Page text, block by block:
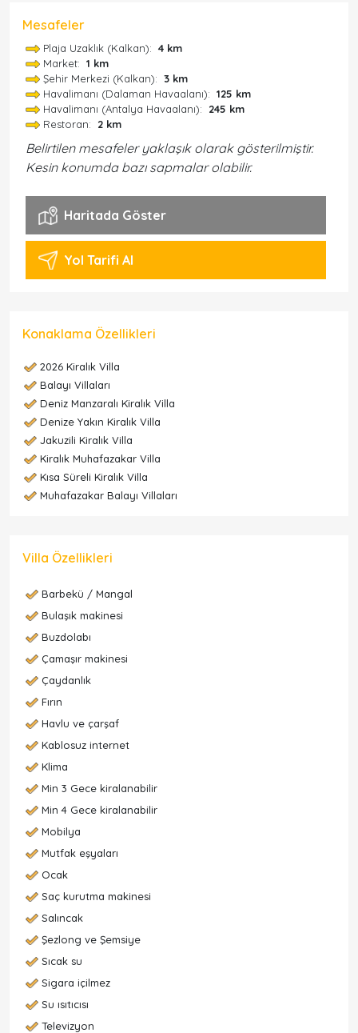
Mesafeler
Plaja Uzaklık (Kalkan): 4 km
Market: 1 km
Şehir Merkezi (Kalkan): 3 km
Havalimanı (Dalaman Havaalanı): 125 km
Havalimanı (Antalya Havaalanı): 245 km
Restoran: 2 km
Belirtilen mesafeler yaklaşık olarak gösterilmiştir.
Kesin konumda bazı sapmalar olabilir.
Haritada Göster
Yol Tarifi Al
Konaklama Özellikleri
2026 Kiralık Villa
Balayı Villaları
Deniz Manzaralı Kiralık Villa
Denize Yakın Kiralık Villa
Jakuzili Kiralık Villa
Kiralık Muhafazakar Villa
Kısa Süreli Kiralık Villa
Muhafazakar Balayı Villaları
Villa Özellikleri
Barbekü / Mangal
Bulaşık makinesi
Buzdolabı
Çamaşır makinesi
Çaydanlık
Fırın
Havlu ve çarşaf
Kablosuz internet
Klima
Min 3 Gece kiralanabilir
Min 4 Gece kiralanabilir
Mobilya
Mutfak eşyaları
Ocak
Saç kurutma makinesi
Salıncak
Şezlong ve Şemsiye
Sıcak su
Sigara içilmez
Su ısıtıcısı
Televizyon